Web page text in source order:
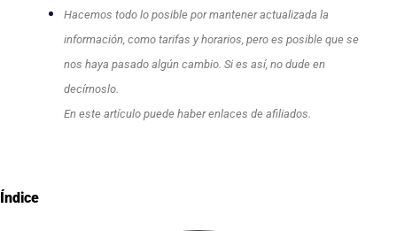
Hacemos todo lo posible por mantener actualizada la
información, como tarifas y horarios, pero es posible que se
nos haya pasado algún cambio. Si es así, no dude en
decírnoslo.
En este artículo puede haber enlaces de afiliados.
Índice